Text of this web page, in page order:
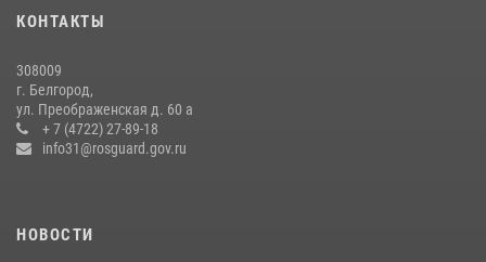
Белгородские росгвардейцы задержали рецидивиста за попытку
кражи из магазина
14 июля 2026, 07:13
КОНТАКТЫ
308009
г. Белгород,
ул. Преображенская д. 60 а
+ 7 (4722) 27-89-18
info31@rosguard.gov.ru
НОВОСТИ